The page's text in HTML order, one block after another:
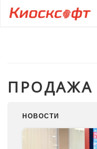
ПРОДАЖА
НОВОСТИ